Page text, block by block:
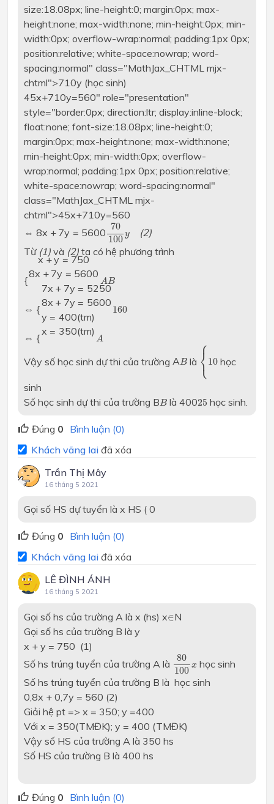
size:18.08px; line-height:0; margin:0px; max-
height:none; max-width:none; min-height:0px; min-
width:0px; overflow-wrap:normal; padding:1px 0px;
position:relative; white-space:nowrap; word-
spacing:normal" class="MathJax_CHTML mjx-
chtml">710y (học sinh)
45x+710y=560" role="presentation"
style="border:0px; direction:ltr; display:inline-block;
float:none; font-size:18.08px; line-height:0;
margin:0px; max-height:none; max-width:none;
min-height:0px; min-width:0px; overflow-
wrap:normal; padding:1px 0px; position:relative;
white-space:nowrap; word-spacing:normal"
class="MathJax_CHTML mjx-
chtml">45x+710y=560
⇔ 8x + 7y = 5600
⇔8x+7y=5600
70
100
y
(2)
Từ (1)và (2)ta có hệ phương trình
{
x+y = 750
8x + 7y = 5600
{x+y=7508x+7y=5600
A B
⇔ {
7x + 7y = 5250
8x + 7y = 5600
⇔{7x+7y=52508x+7y=5600
160
⇔ {
y = 400(tm)
x = 350(tm)
⇔{y=400(tm)x=350(tm)
A
Vậy số học sinh dự thi của trường A
ABlà ⎧
⎨
⎩
350
10học
sinh
Số học sinh dự thi của trường B
BBlà 400
40025 học sinh.
Đúng 0 Bình luận (0)
Khách vãng lai đã xóa
Trần Thị Mây
16 tháng 5 2021
Gọi số HS dự tuyển là x HS ( 0
Đúng 0 Bình luận (0)
Khách vãng lai đã xóa
LÊ ĐÌNH ÁNH
16 tháng 5 2021
Gọi số hs của trường A là x (hs) x∈
∈N
Gọi số hs của trường B là y
x + y = 750 (1)
Số hs trúng tuyển của trường A là
80
100
x
80100
học sinh
Số hs trúng tuyển của trường B là học sinh
0,8x + 0,7y = 560 (2)
Giải hệ pt => x = 350; y =400
Với x = 350(TMĐK); y = 400 (TMĐK)
Vậy số HS của trường A là 350 hs
Số HS của trường B là 400 hs
Đúng 0 Bình luận (0)